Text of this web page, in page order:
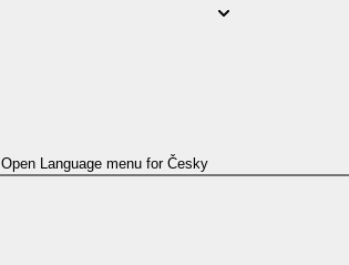
Open Language menu for Česky